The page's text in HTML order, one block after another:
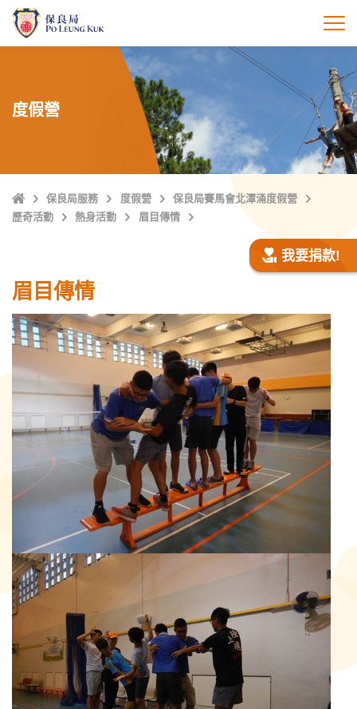
打
度假營
主
頁
保良局服務 度假營
保良局賽馬會北潭涌度假營
歷奇活動
熱身活動 眉目傳情
我要捐款!
眉目傳情